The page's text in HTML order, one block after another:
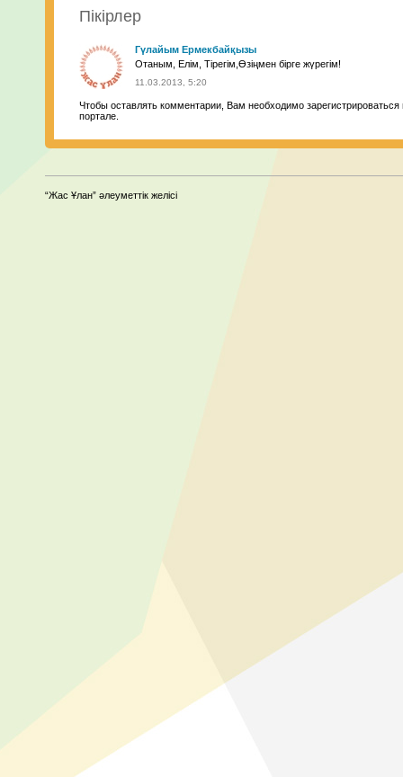
Пікірлер
Гүлайым Ермекбайқызы
Отаным, Елім, Тірегім,Өзіңмен бірге жүрегім!
11.03.2013, 5:20
Чтобы оставлять комментарии, Вам необходимо зарегистрироваться
портале.
“Жас Ұлан” әлеуметтік желісі